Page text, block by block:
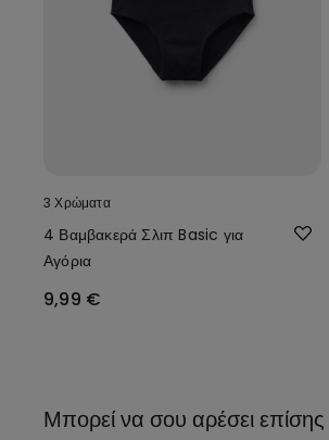
3 Χρώματα
4 Βαμβακερά Σλιπ Basic για
Αγόρια
9,99 €
Μπορεί να σου αρέσει επίσης